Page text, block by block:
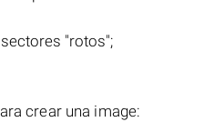
"rotos";
crear una image: